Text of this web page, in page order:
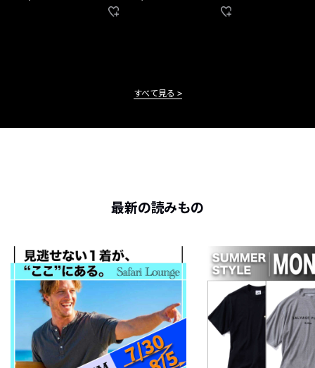
すべて見る
最新の読みもの